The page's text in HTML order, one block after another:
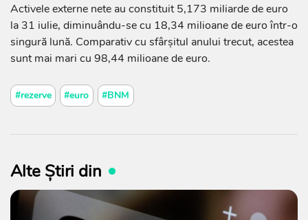
Activele externe nete au constituit 5,173 miliarde de euro
la 31 iulie, diminuându-se cu 18,34 milioane de euro într-o
singură lună. Comparativ cu sfârșitul anului trecut, acestea
sunt mai mari cu 98,44 milioane de euro.
#rezerve #euro #BNM
Alte Știri din